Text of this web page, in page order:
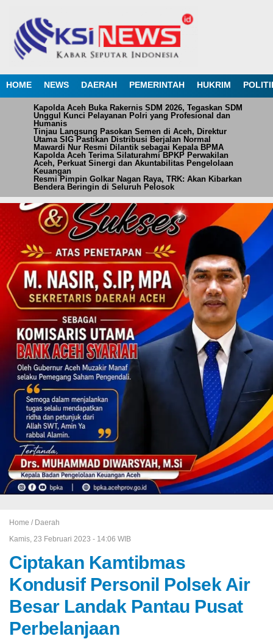
HOME NEWS DAERAH PEMERINTAH HUKRIM
Kapolda Aceh Buka Rakernis SDM 2026, Tegaskan SDM
Unggul Kunci Pelayanan Polri yang Profesional dan
Humanis
Tinjau Langsung Pasokan Semen di Aceh, Direktur
Utama SIG Pastikan Distribusi Berjalan Normal
Mawardi Nur Resmi Dilantik sebagai Kepala BPMA
Kapolda Aceh Terima Silaturahmi BPKP Perwakilan
Aceh, Perkuat Sinergi dan Akuntabilitas Pengelolaan
Keuangan
Resmi Pimpin Golkar Nagan Raya, TRK: Akan Kibarkan
Bendera Beringin di Seluruh Pelosok
Home / Daerah
Kamis, 23 Februari 2023 - 14:06 WIB
Ciptakan Kamtibmas
Kondusif Personil Polsek Air
Besar Landak Pantau Pusat
Perbelanjaan